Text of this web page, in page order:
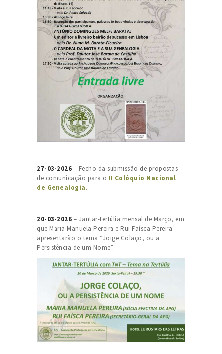
27-03-2026 – Fecho da submissão de propostas
de comunicação para o II Colóquio Nacional
de Genealogia.
20-03-2026 – Jantar-tertúlia mensal de Março, em
que Maria Manuela Pereira e Rui Faísca Pereira
apresentarão o tema “Jorge Colaço, ou a
Persistência de um Nome”.